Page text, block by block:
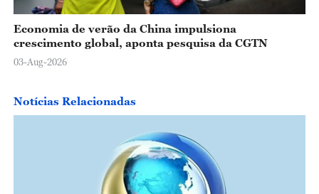
Economia de verão da China impulsiona
crescimento global, aponta pesquisa da CGTN
03-Aug-2026
Notícias Relacionadas